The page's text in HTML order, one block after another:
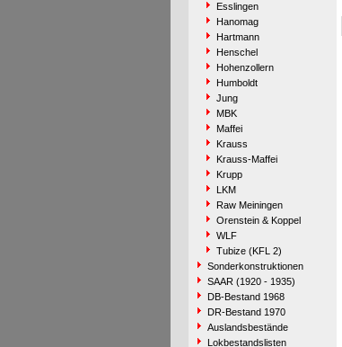
Esslingen
Hanomag
Hartmann
Henschel
Hohenzollern
Humboldt
Jung
MBK
Maffei
Krauss
Krauss-Maffei
Krupp
LKM
Raw Meiningen
Orenstein & Koppel
WLF
Tubize (KFL 2)
Sonderkonstruktionen
SAAR (1920 - 1935)
DB-Bestand 1968
DR-Bestand 1970
Auslandsbestände
Lokbestandslisten